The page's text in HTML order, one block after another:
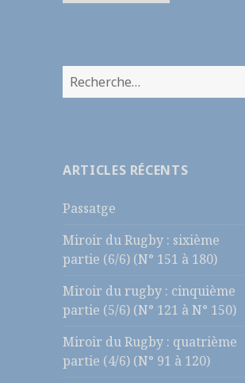
R
e
r
h
r
:
ARTICLES RÉCENTS
Passatge
Miroir du Rugby : sixième
partie (6/6) (N° 151 à 180)
Miroir du rugby : cinquième
partie (5/6) (N° 121 à N° 150)
Miroir du Rugby : quatrième
partie (4/6) (N° 91 à 120)